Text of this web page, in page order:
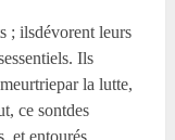
; ilsdévorent leurs
Ils
la lutte,
ce sontdes